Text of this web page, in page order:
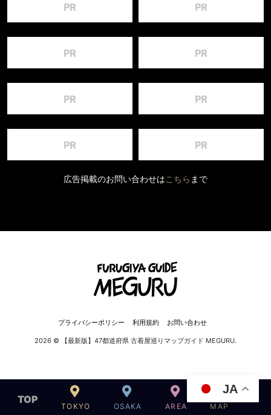
TOP
TOKYO OSAKA AREA MAP
広告掲載のお問い合わせはこちら まで
プライバシーポリシー 利用規約 お問い合わせ
2026 © 【最新版】47都道府県 古着屋巡りマップガイド MEGURU.
JA